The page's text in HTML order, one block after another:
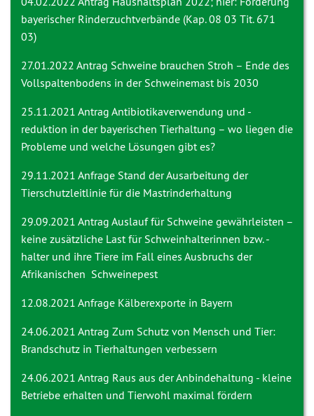
bayerischer Rinderzuchtverbände (Kap. 08 03 Tit. 671
03)
27.01.2022 Antrag Schweine brauchen Stroh – Ende des
Vollspaltenbodens in der Schweinemast bis 2030
25.11.2021 Antrag Antibiotikaverwendung und -
reduktion in der bayerischen Tierhaltung – wo liegen die
Probleme und welche Lösungen gibt es?
29.11.2021 Anfrage Stand der Ausarbeitung der
Tierschutzleitlinie für die Mastrinderhaltung
29.09.2021 Antrag Auslauf für Schweine gewährleisten –
keine zusätzliche Last für Schweinhalterinnen bzw. -
halter und ihre Tiere im Fall eines Ausbruchs der
Afrikanischen Schweinepest
12.08.2021 Anfrage Kälberexporte in Bayern
24.06.2021 Antrag Zum Schutz von Mensch und Tier:
Brandschutz in Tierhaltungen verbessern
24.06.2021 Antrag Raus aus der Anbindehaltung - kleine
Betriebe erhalten und Tierwohl maximal fördern